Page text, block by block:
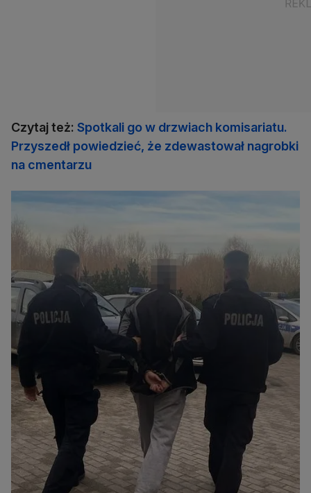
Czytaj też: Spotkali go w drzwiach komisariatu.
Przyszedł powiedzieć, że zdewastował nagrobki
na cmentarzu